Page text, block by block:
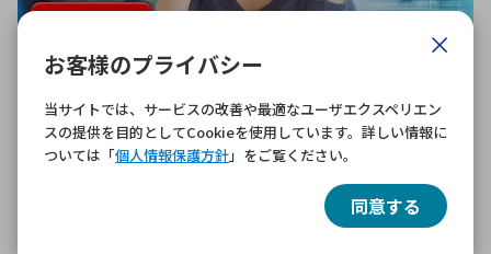
お客様のプライバシー
当サイトでは、サービスの改善や最適なユーザエクスペリエン
スの提供を目的としてCookieを使用しています。詳しい情報に
ついては「個人情報保護方針」をご覧ください。
同意する
Broadcom
近年、多くの企業でプロジェクトマネージャ（PM）の不
足が深刻化しています。その背景には、PMが本来の業務
に集中できず、多くの非効率な作業に時間を割かれている